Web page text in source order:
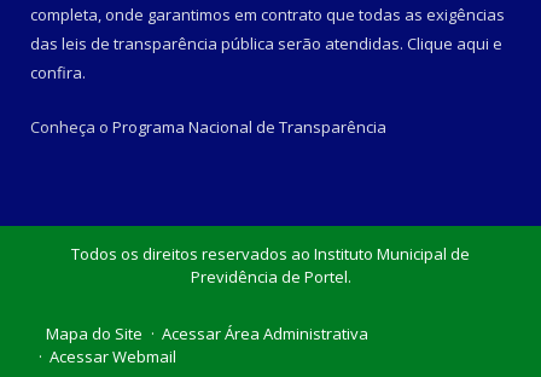
completa, onde garantimos em contrato que todas as exigências
das leis de transparência pública serão atendidas. Clique aqui e
confira.
Conheça o Programa Nacional de Transparência
Todos os direitos reservados ao Instituto Municipal de
Previdência de Portel.
Mapa do Site
Acessar Área Administrativa
Acessar Webmail